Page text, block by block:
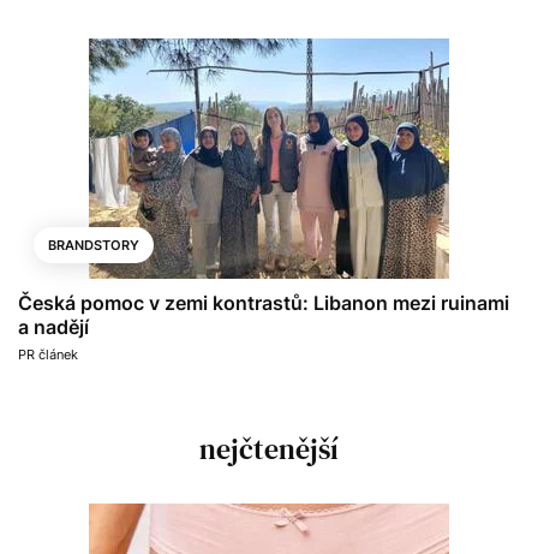
BRANDSTORY
Česká pomoc v zemi kontrastů: Libanon mezi ruinami
a nadějí
PR článek
nejčtenější